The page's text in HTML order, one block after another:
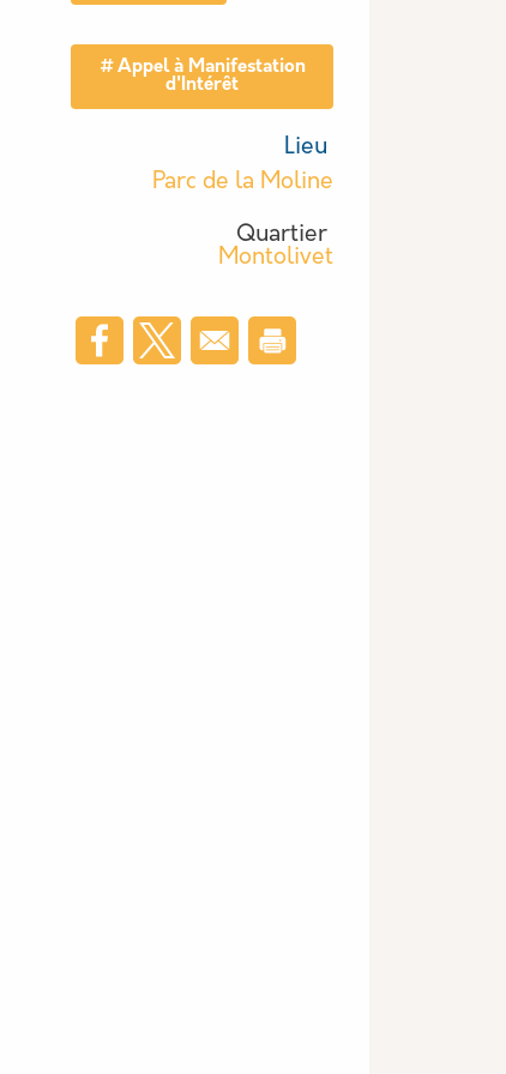
Tag actu
Appel à Manifestation
d'Intérêt
Lieu
Parc de la Moline
Quartier
Montolivet